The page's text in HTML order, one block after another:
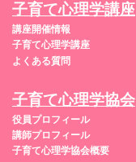
子育て心理学講座
講座開催情報
子育て心理学講座
よくある質問
子育て心理学協会
役員プロフィール
講師プロフィール
子育て心理学協会概要